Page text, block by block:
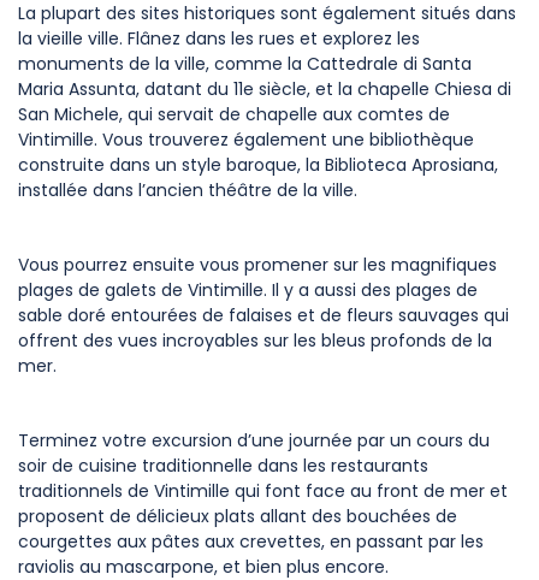
La plupart des sites historiques sont également situés dans
la vieille ville. Flânez dans les rues et explorez les
monuments de la ville, comme la Cattedrale di Santa
Maria Assunta, datant du 11e siècle, et la chapelle Chiesa di
San Michele, qui servait de chapelle aux comtes de
Vintimille. Vous trouverez également une bibliothèque
construite dans un style baroque, la Biblioteca Aprosiana,
installée dans l’ancien théâtre de la ville.
Vous pourrez ensuite vous promener sur les magnifiques
plages de galets de Vintimille. Il y a aussi des plages de
sable doré entourées de falaises et de fleurs sauvages qui
offrent des vues incroyables sur les bleus profonds de la
mer.
Terminez votre excursion d’une journée par un cours du
soir de cuisine traditionnelle dans les restaurants
traditionnels de Vintimille qui font face au front de mer et
proposent de délicieux plats allant des bouchées de
courgettes aux pâtes aux crevettes, en passant par les
raviolis au mascarpone, et bien plus encore.